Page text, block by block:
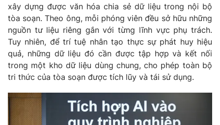
xây dựng được văn hóa chia sẻ dữ liệu trong nội bộ
tòa soạn. Theo ông, mỗi phóng viên đều sở hữu những
nguồn tư liệu riêng gắn với từng lĩnh vực phụ trách.
Tuy nhiên, để trí tuệ nhân tạo thực sự phát huy hiệu
quả, những dữ liệu đó cần được tập hợp và kết nối
trong một kho dữ liệu dùng chung, cho phép toàn bộ
tri thức của tòa soạn được tích lũy và tái sử dụng.